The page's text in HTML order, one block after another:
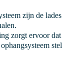
zijn de
zorgt ervoor